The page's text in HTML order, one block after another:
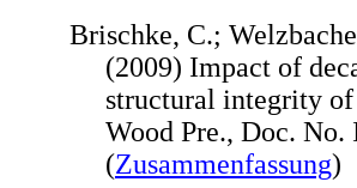
Brischke, C.;
(2009) Impact of
structural integrity
Wood Pre., Doc. No.
(Zusammenfassung)